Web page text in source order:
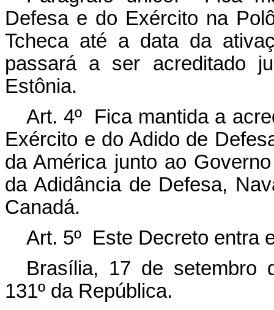
Defesa e do Exército na
Tcheca até a data da
passará a ser acreditado
Estônia.
Art. 4º Fica mantida a
Exército e do Adido de
da América junto ao
da Adidância de Defesa,
Canadá.
Art. 5º Este Decreto entra
Brasília, 17 de setembro
131º da República.